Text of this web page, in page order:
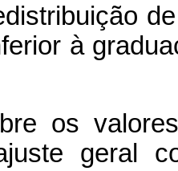
à
os valores
geral